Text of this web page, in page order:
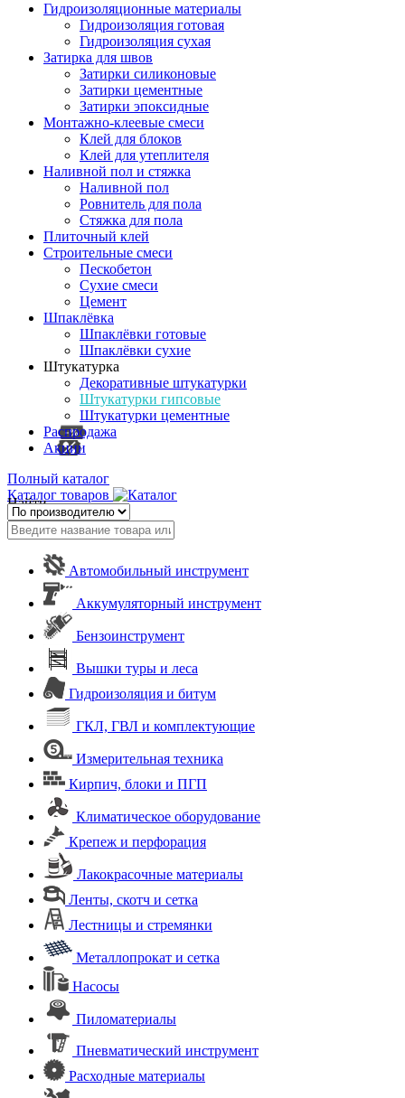
Гидроизоляционные материалы
Гидроизоляция готовая
Гидроизоляция сухая
Затирка для швов
Затирки силиконовые
Затирки цементные
Затирки эпоксидные
Монтажно-клеевые смеси
Клей для блоков
Клей для утеплителя
Наливной пол и стяжка
Наливной пол
Ровнитель для пола
Стяжка для пола
Плиточный клей
Строительные смеси
Пескобетон
Сухие смеси
Цемент
Шпаклёвка
Шпаклёвки готовые
Шпаклёвки сухие
Штукатурка
Декоративные штукатурки
Штукатурки гипсовые
Штукатурки цементные
Распродажа
Акции
Полный каталог
Каталог товаров
Найти
Автомобильный инструмент
Аккумуляторный инструмент
Бензоинструмент
Вышки туры и леса
Гидроизоляция и битум
ГКЛ, ГВЛ и комплектующие
Измерительная техника
Кирпич, блоки и ПГП
Климатическое оборудование
Крепеж и перфорация
Лакокрасочные материалы
Ленты, скотч и сетка
Лестницы и стремянки
Металлопрокат и сетка
Насосы
Пиломатериалы
Пневматический инструмент
Расходные материалы